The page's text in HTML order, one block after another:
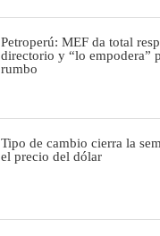
Petroperú: MEF da total
directorio y “lo empodera”
rumbo
Tipo de cambio cierra la
el precio del dólar